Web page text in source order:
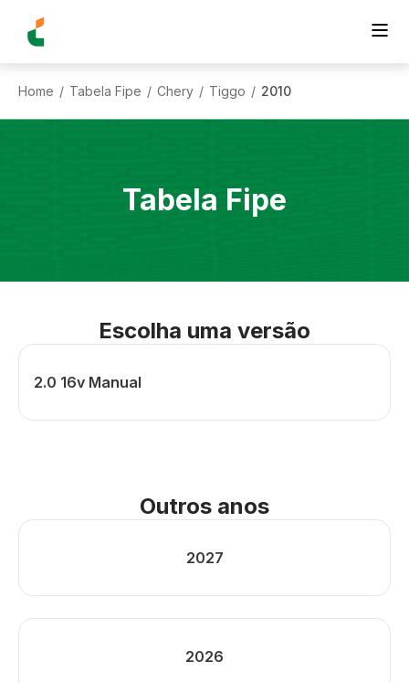
Home / Tabela Fipe / Chery / Tiggo / 2010
Tabela Fipe
Escolha uma versão
2.0 16v Manual
Outros anos
2027
2026